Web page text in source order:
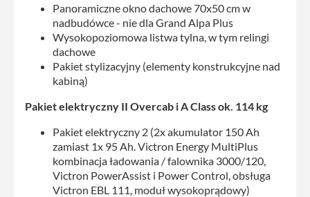
Panoramiczne okno dachowe 70x50 cm w
nadbudówce - nie dla Grand Alpa Plus
Wysokopoziomowa listwa tylna, w tym relingi
dachowe
Pakiet stylizacyjny (elementy konstrukcyjne nad
kabiną)
Pakiet elektryczny II Overcab i A Class ok. 114 kg
Pakiet elektryczny 2 (2x akumulator 150 Ah
zamiast 1x 95 Ah. Victron Energy MultiPlus
kombinacja ładowania / falownika 3000/120,
Victron PowerAssist i Power Control, obsługa
Victron EBL 111, moduł wysokoprądowy)